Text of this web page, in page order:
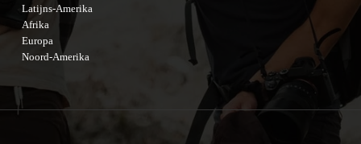
Latijns-Amerika
Afrika
Europa
Noord-Amerika